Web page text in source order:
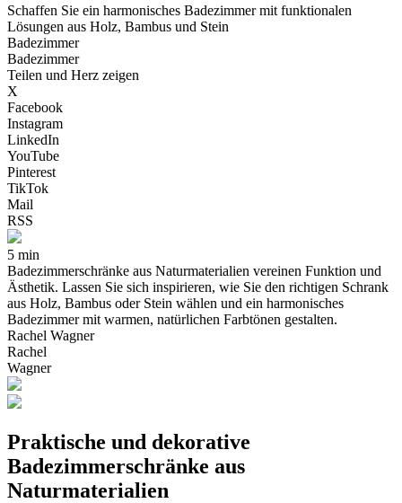
Schaffen Sie ein harmonisches Badezimmer mit funktionalen
Lösungen aus Holz, Bambus und Stein
Badezimmer
Badezimmer
Teilen und Herz zeigen
X
Facebook
Instagram
LinkedIn
YouTube
Pinterest
TikTok
Mail
RSS
5 min
Badezimmerschränke aus Naturmaterialien vereinen Funktion und
Ästhetik. Lassen Sie sich inspirieren, wie Sie den richtigen Schrank
aus Holz, Bambus oder Stein wählen und ein harmonisches
Badezimmer mit warmen, natürlichen Farbtönen gestalten.
Rachel Wagner
Rachel
Wagner
Praktische und dekorative
Badezimmerschränke aus
Naturmaterialien